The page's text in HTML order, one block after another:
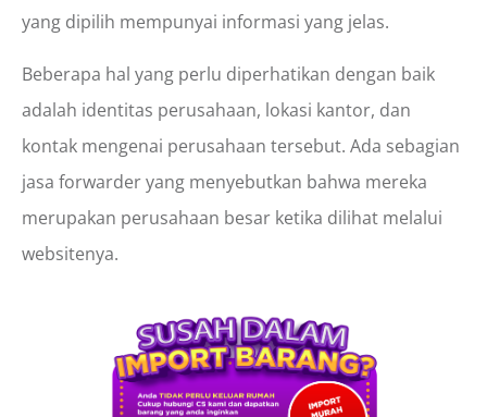
yang dipilih mempunyai informasi yang jelas.
Beberapa hal yang perlu diperhatikan dengan baik
adalah identitas perusahaan, lokasi kantor, dan
kontak mengenai perusahaan tersebut. Ada sebagian
jasa forwarder yang menyebutkan bahwa mereka
merupakan perusahaan besar ketika dilihat melalui
websitenya.